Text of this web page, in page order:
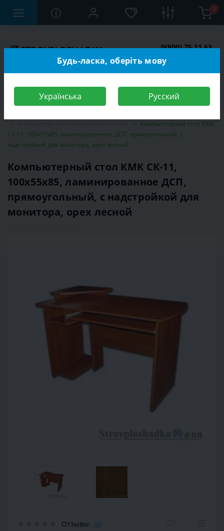
0
0(800) 75 11 63
Компьютерный стол КМК
СК-11, 100х55х85, ламинированное ДСП, прямоугольный, с
надстройкой для монитора, орех лесной
Компьютерный стол КМК СК-11,
100х55х85, ламинированное ДСП,
прямоугольный, с надстройкой для
монитора, орех лесной
Отзывы: (0)
Будь-ласка, оберіть мову
Українська Русский